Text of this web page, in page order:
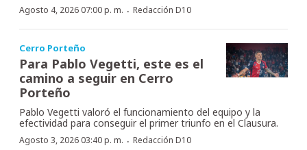
Agosto 4, 2026 07:00 p. m. · Redacción D10
Cerro Porteño
Para Pablo Vegetti, este es el
camino a seguir en Cerro
Porteño
Pablo Vegetti valoró el funcionamiento del equipo y la
efectividad para conseguir el primer triunfo en el Clausura.
Agosto 3, 2026 03:40 p. m. · Redacción D10